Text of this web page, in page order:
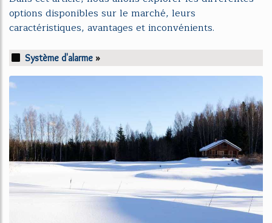
options disponibles sur le marché, leurs
caractéristiques, avantages et inconvénients.
Système d'alarme »